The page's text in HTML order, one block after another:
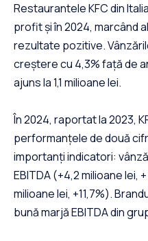
Restaurantele KFC din
profit și în 2024, marcând
rezultate pozitive.
creștere cu 4,3% față de
ajuns la 1,1 milioane lei.
În 2024, raportat la 2023,
performanțele de două
importanți indicatori:
EBITDA (+4,2 milioane lei,
milioane lei, +11,7%).
bună marjă EBITDA din